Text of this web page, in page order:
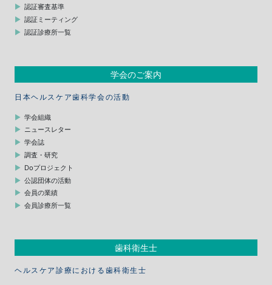
認証審査基準
認証ミーティング
認証診療所一覧
学会のご案内
日本ヘルスケア歯科学会の活動
学会組織
ニュースレター
学会誌
調査・研究
Doプロジェクト
公認団体の活動
会員の業績
会員診療所一覧
歯科衛生士
ヘルスケア診療における歯科衛生士